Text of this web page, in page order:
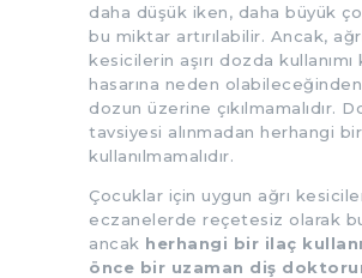
daha düşük iken, daha büyük
bu miktar artırılabilir. Ancak,
kesicilerin aşırı dozda
hasarına neden
dozun üzerine çıkılmamalıdır.
tavsiyesi alınmadan herhangi
kullanılmamalıdır.
Çocuklar için uygun ağrı
eczanelerde reçetesiz olarak
ancak herhangi bir ilaç
önce bir uzaman diş